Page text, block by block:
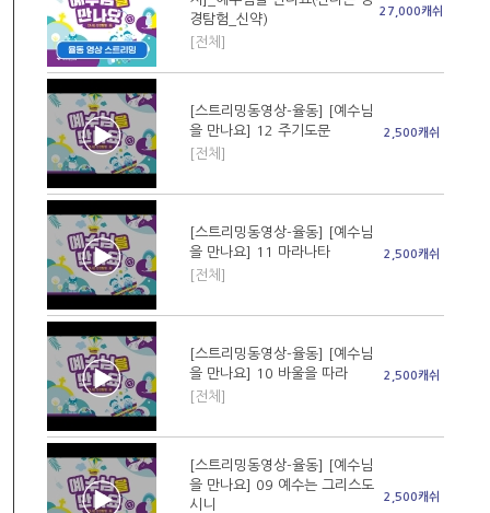
경탐험_신약)
[전체]
27,000캐쉬
[스트리밍동영상-율동] [예수님
을 만나요] 12 주기도문
[전체]
2,500캐쉬
[스트리밍동영상-율동] [예수님
을 만나요] 11 마라나타
[전체]
2,500캐쉬
[스트리밍동영상-율동] [예수님
을 만나요] 10 바울을 따라
[전체]
2,500캐쉬
[스트리밍동영상-율동] [예수님
을 만나요] 09 예수는 그리스도
시니
2,500캐쉬